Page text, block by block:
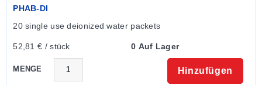
PHAB-DI
20 single use deionized water packets
52,81 € / stück 0 Auf Lager
MENGE Hinzufügen